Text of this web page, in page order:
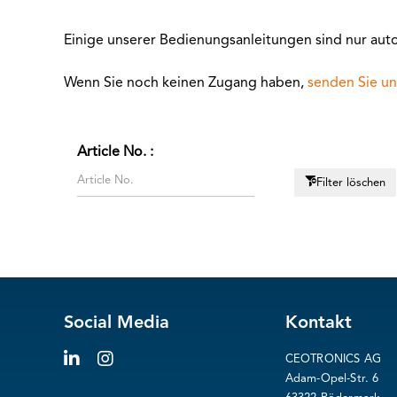
Einige unserer Bedienungsanleitungen sind nur
Wenn Sie noch keinen Zugang haben, senden Sie
Article No. :
Filter löschen
Social Media Kontakt
CEOTRONICS AG
Adam-Opel-Str. 6